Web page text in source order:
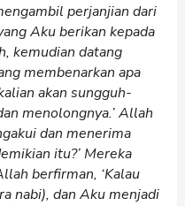
perjanjian dari
Aku berikan kepada
kemudian datang
membenarkan apa
akan sungguh-
menolongnya.’ Allah
dan menerima
itu?’ Mereka
berfirman, ‘Kalau
nabi), dan Aku menjadi